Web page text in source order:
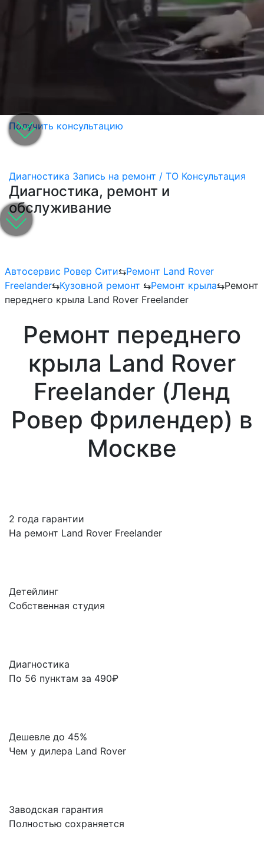
Получить консультацию
Диагностика Запись на ремонт / ТО Консультация
Диагностика, ремонт и
обслуживание
Автосервис Ровер Сити⇆Ремонт Land Rover
Freelander⇆Кузовной ремонт ⇆Ремонт крыла⇆Ремонт
переднего крыла Land Rover Freelander
Ремонт переднего
крыла Land Rover
Freelander (Ленд
Ровер Фрилендер) в
Москве
2 года гарантии
На ремонт Land Rover Freelander
Детейлинг
Собственная студия
Диагностика
По 56 пунктам за 490₽
Дешевле до 45%
Чем у дилера Land Rover
Заводская гарантия
Полностью сохраняется